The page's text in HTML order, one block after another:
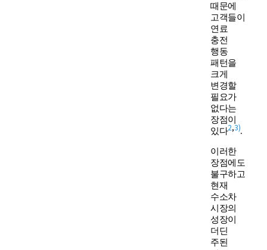
때문에
고객들이
연료
충전
행동
패턴을
크게
변경할
필요가
없다는
장점이
있다2,3).
이러한
장점에도
불구하고
현재
수소차
시장의
성장이
더딘
주된